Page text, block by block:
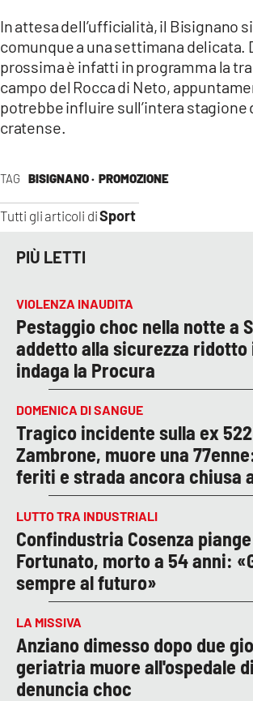
TAG BISIGNANO · PROMOZIONE
Tutti gli articoli diSport
In attesa dell’ufficialità, il Bisignano
comunque a una settimana delicata.
prossima è infatti in programma la
campo del Rocca di Neto,
potrebbe influire sull’intera stagione
cratense.
PIÙ LETTI
VIOLENZA INAUDITA
Pestaggio choc nella notte a
addetto alla sicurezza
indaga la Procura
DOMENICA DI SANGUE
Tragico incidente sulla ex
Zambrone, muore una
feriti e strada ancora chiusa
LUTTO TRA INDUSTRIALI
Confindustria Cosenza
Fortunato, morto a 54 anni:
sempre al futuro»
LA MISSIVA
Anziano dimesso dopo due
geriatria muore all'ospedale
denuncia choc